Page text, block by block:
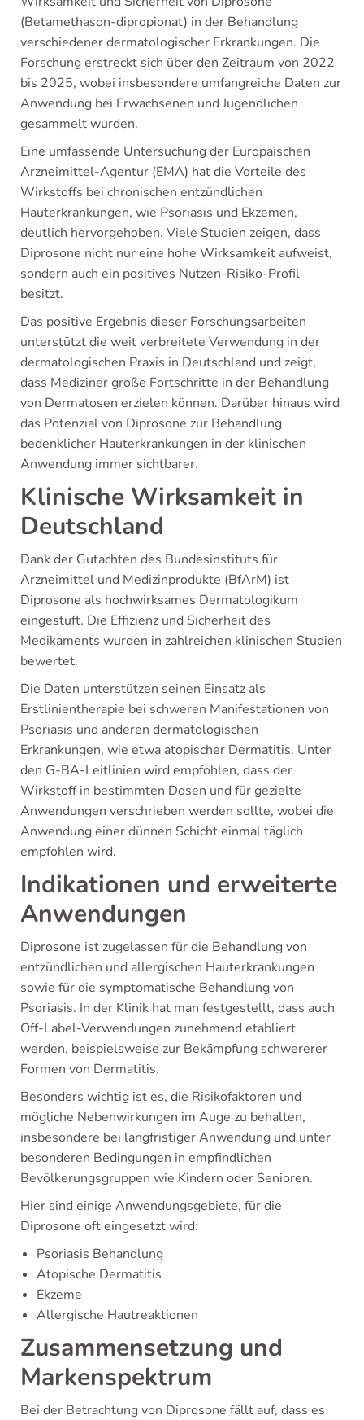
(Betamethason-dipropionat) in der Behandlung
verschiedener dermatologischer Erkrankungen. Die
Forschung erstreckt sich über den Zeitraum von 2022
bis 2025, wobei insbesondere umfangreiche Daten zur
Anwendung bei Erwachsenen und Jugendlichen
gesammelt wurden.
Eine umfassende Untersuchung der Europäischen
Arzneimittel-Agentur (EMA) hat die Vorteile des
Wirkstoffs bei chronischen entzündlichen
Hauterkrankungen, wie Psoriasis und Ekzemen,
deutlich hervorgehoben. Viele Studien zeigen, dass
Diprosone nicht nur eine hohe Wirksamkeit aufweist,
sondern auch ein positives Nutzen-Risiko-Profil
besitzt.
Das positive Ergebnis dieser Forschungsarbeiten
unterstützt die weit verbreitete Verwendung in der
dermatologischen Praxis in Deutschland und zeigt,
dass Mediziner große Fortschritte in der Behandlung
von Dermatosen erzielen können. Darüber hinaus wird
das Potenzial von Diprosone zur Behandlung
bedenklicher Hauterkrankungen in der klinischen
Anwendung immer sichtbarer.
Klinische Wirksamkeit in
Deutschland
Dank der Gutachten des Bundesinstituts für
Arzneimittel und Medizinprodukte (BfArM) ist
Diprosone als hochwirksames Dermatologikum
eingestuft. Die Effizienz und Sicherheit des
Medikaments wurden in zahlreichen klinischen Studien
bewertet.
Die Daten unterstützen seinen Einsatz als
Erstlinientherapie bei schweren Manifestationen von
Psoriasis und anderen dermatologischen
Erkrankungen, wie etwa atopischer Dermatitis. Unter
den G-BA-Leitlinien wird empfohlen, dass der
Wirkstoff in bestimmten Dosen und für gezielte
Anwendungen verschrieben werden sollte, wobei die
Anwendung einer dünnen Schicht einmal täglich
empfohlen wird.
Indikationen und erweiterte
Anwendungen
Diprosone ist zugelassen für die Behandlung von
entzündlichen und allergischen Hauterkrankungen
sowie für die symptomatische Behandlung von
Psoriasis. In der Klinik hat man festgestellt, dass auch
Off-Label-Verwendungen zunehmend etabliert
werden, beispielsweise zur Bekämpfung schwererer
Formen von Dermatitis.
Besonders wichtig ist es, die Risikofaktoren und
mögliche Nebenwirkungen im Auge zu behalten,
insbesondere bei langfristiger Anwendung und unter
besonderen Bedingungen in empfindlichen
Bevölkerungsgruppen wie Kindern oder Senioren.
Hier sind einige Anwendungsgebiete, für die
Diprosone oft eingesetzt wird:
Psoriasis Behandlung
Atopische Dermatitis
Ekzeme
Allergische Hautreaktionen
Zusammensetzung und
Markenspektrum
Bei der Betrachtung von Diprosone fällt auf, dass es